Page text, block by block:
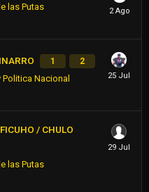
las Putas
1 2
Nacional
/ CHULO
las Putas